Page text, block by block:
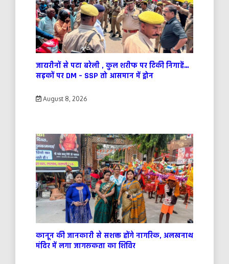
जायरीनों से पटा बरेली , कुल शरीफ पर टिकी निगाहें…
सड़कों पर DM – SSP तो आसमान में ड्रोन
August 8, 2026
कानून की जानकारी से सशक्त होंगे नागरिक, अलखनाथ
मंदिर में लगा जागरूकता का शिविर